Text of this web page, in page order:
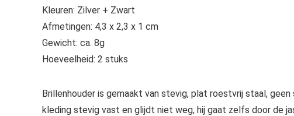
Kleuren: Zilver + Zwart
Afmetingen: 4,3 x 2,3 x 1 cm
Gewicht: ca. 8g
Hoeveelheid: 2 stuks
Brillenhouder is gemaakt van stevig, plat roestvrij staal,
kleding stevig vast en glijdt niet weg, hij gaat zelfs door de